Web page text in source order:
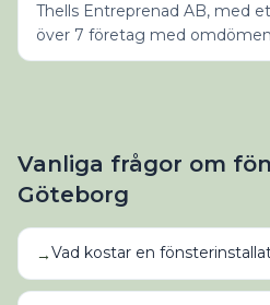
Thells Entreprenad AB, med
över 7 företag med
Vanliga frågor om
Göteborg
→Vad kostar en